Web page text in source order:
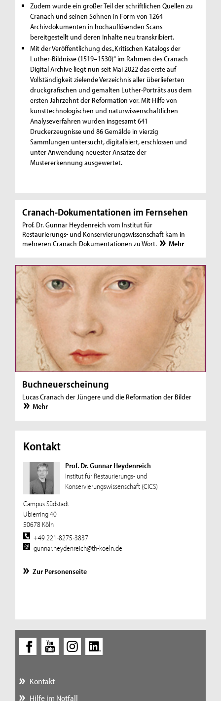
Zudem wurde ein großer Teil der schriftlichen Quellen zu
Cranach und seinen Söhnen in Form von 1264
Archivdokumenten in hochauflösenden Scans
bereitgestellt und deren Inhalte neu transkribiert.
Mit der Veröffentlichung des „Kritischen Katalogs der
Luther-Bildnisse (1519–1530)“ im Rahmen des Cranach
Digital Archive liegt nun seit Mai 2022 das erste auf
Vollständigkeit zielende Verzeichnis aller überlieferten
druckgrafischen und gemalten Luther-Porträts aus dem
ersten Jahrzehnt der Reformation vor. Mit Hilfe von
kunsttechnologischen und naturwissenschaftlichen
Analyseverfahren wurden insgesamt 641
Druckerzeugnisse und 86 Gemälde in vierzig
Sammlungen untersucht, digitalisiert, erschlossen und
unter Anwendung neuester Ansätze der
Mustererkennung ausgewertet.
Cranach-Dokumentationen im Fernsehen
Prof. Dr. Gunnar Heydenreich vom Institut für
Restaurierungs- und Konservierungswissenschaft kam in
mehreren Cranach-Dokumentationen zu Wort.
Mehr
Buchneuerscheinung
Lucas Cranach der Jüngere und die Reformation der Bilder
Mehr
Kontakt
Prof. Dr. Gunnar Heydenreich
Institut für Restaurierungs- und
Konservierungswissenschaft (CICS)
Campus Südstadt
Ubierring 40
50678 Köln
+49 221-8275-3837
gunnar.heydenreich@th-koeln.de
Zur Personenseite
Kontakt
Hilfe im Notfall